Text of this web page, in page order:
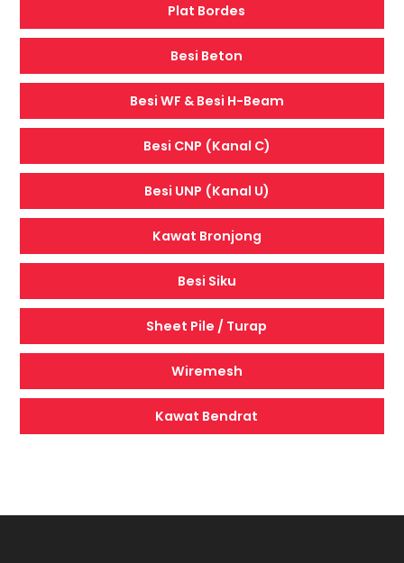
Plat Bordes
Besi Beton
Besi WF & Besi H-Beam
Besi CNP (Kanal C)
Besi UNP (Kanal U)
Kawat Bronjong
Besi Siku
Sheet Pile / Turap
Wiremesh
Kawat Bendrat